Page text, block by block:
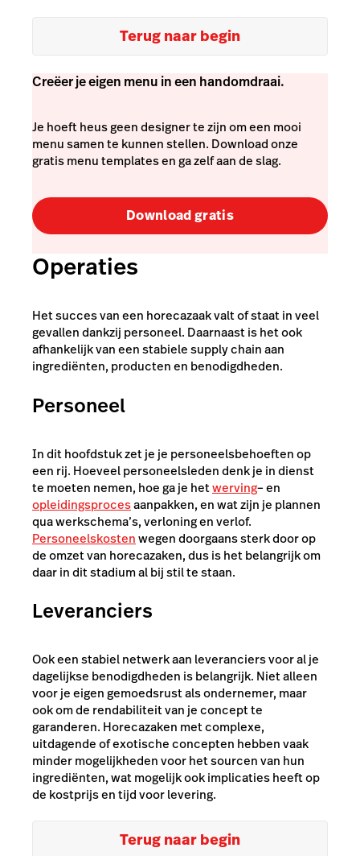
Terug naar begin
Creëer je eigen menu in een handomdraai.
Je hoeft heus geen designer te zijn om een mooi
menu samen te kunnen stellen. Download onze
gratis menu templates en ga zelf aan de slag.
Download gratis
Operaties
Het succes van een horecazaak valt of staat in veel
gevallen dankzij personeel. Daarnaast is het ook
afhankelijk van een stabiele supply chain aan
ingrediënten, producten en benodigdheden.
Personeel
In dit hoofdstuk zet je je personeelsbehoeften op
een rij. Hoeveel personeelsleden denk je in dienst
te moeten nemen, hoe ga je hetwerving– en
opleidingsprocesaanpakken, en wat zijn je plannen
qua werkschema’s, verloning en verlof.
Personeelskostenwegen doorgaans sterk door op
de omzet van horecazaken, dus is het belangrijk om
daar in dit stadium al bij stil te staan.
Leveranciers
Ook een stabiel netwerk aan leveranciers voor al je
dagelijkse benodigdheden is belangrijk. Niet alleen
voor je eigen gemoedsrust als ondernemer, maar
ook om de rendabiliteit van je concept te
garanderen. Horecazaken met complexe,
uitdagende of exotische concepten hebben vaak
minder mogelijkheden voor het sourcen van hun
ingrediënten, wat mogelijk ook implicaties heeft op
de kostprijs en tijd voor levering.
Terug naar begin